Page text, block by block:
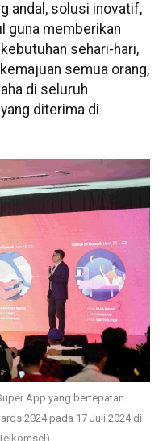
andal, solusi inovatif,
guna memberikan
sehari-hari,
semua orang,
di seluruh
diterima di
App yang bertepatan
2024 pada 17 Juli 2024 di